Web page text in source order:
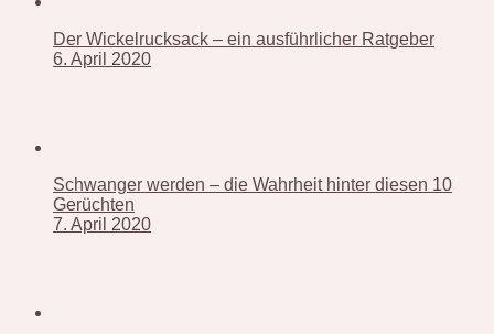
Der Wickelrucksack – ein ausführlicher Ratgeber
6. April 2020
Schwanger werden – die Wahrheit hinter diesen 10
Gerüchten
7. April 2020